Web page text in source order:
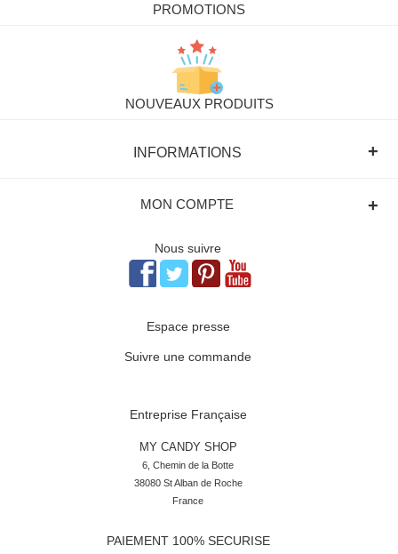
PROMOTIONS
NOUVEAUX PRODUITS
+
INFORMATIONS
+
MON COMPTE
Nous suivre
Espace presse
Suivre une commande
Entreprise Française
MY CANDY SHOP
6, Chemin de la Botte
38080 St Alban de Roche
France
PAIEMENT 100% SECURISE